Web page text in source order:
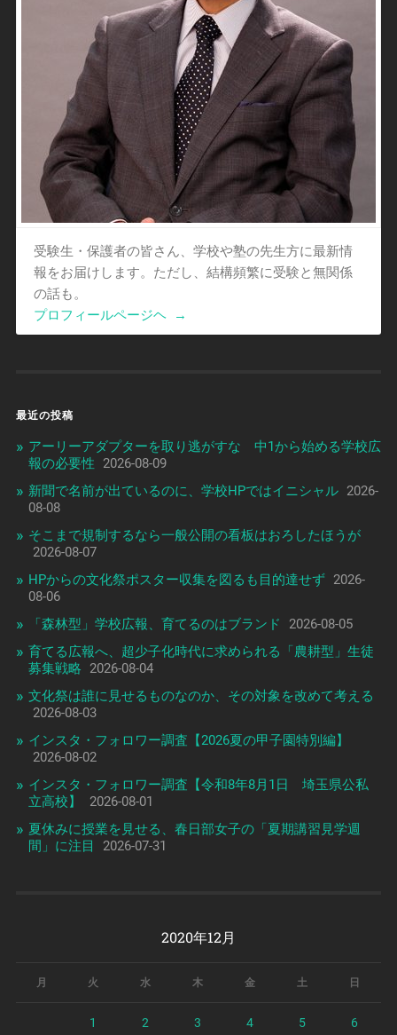
受験生・保護者の皆さん、学校や塾の先生方に最新情
報をお届けします。ただし、結構頻繁に受験と無関係
の話も。
プロフィールページヘ
→
最近の投稿
アーリーアダプターを取り逃がすな 中1から始める学校広
報の必要性
2026-08-09
新聞で名前が出ているのに、学校HPではイニシャル 2026-
08-08
そこまで規制するなら一般公開の看板はおろしたほうが
2026-08-07
HPからの文化祭ポスター収集を図るも目的達せず 2026-
08-06
「森林型」学校広報、育てるのはブランド
2026-08-05
育てる広報へ、超少子化時代に求められる「農耕型」生徒
募集戦略
2026-08-04
文化祭は誰に見せるものなのか、その対象を改めて考える
2026-08-03
インスタ・フォロワー調査【2026夏の甲子園特別編】
2026-08-02
インスタ・フォロワー調査【令和8年8月1日 埼玉県公私
立高校】
2026-08-01
夏休みに授業を見せる、春日部女子の「夏期講習見学週
間」に注目
2026-07-31
2020年12月
月 火 水 木 金 土 日
1 2 3 4 5 6